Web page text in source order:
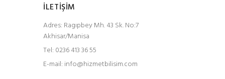
İLETİŞİM
Adres: Ragıpbey Mh. 43 Sk. No:7
Akhisar/Manisa
Tel: 0236 413 36 55
E-mail: info@hizmetbilisim.com